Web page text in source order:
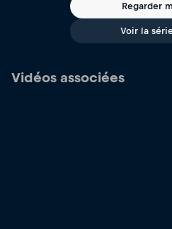
Regarder
Voir la
Vidéos associées